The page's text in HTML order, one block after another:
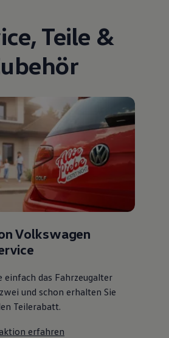
, Teile &
Volkswagen
einfach das Fahrzeugalter
und schon erhalten Sie
Teilerabatt.
erfahren